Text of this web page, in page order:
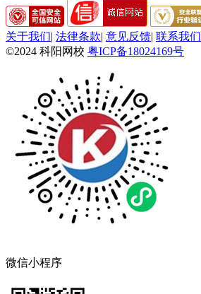
关于我们| 法律条款| 意见反馈| 联系我们
©2024 科阳网校 粤ICP备18024169号
微信小程序